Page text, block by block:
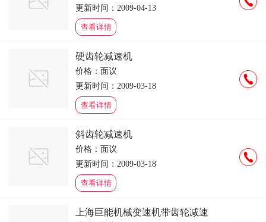
更新时间：2009-04-13
查看详情
硬齿轮减速机
价格：面议
更新时间：2009-03-18
查看详情
斜齿轮减速机
价格：面议
更新时间：2009-03-18
查看详情
上海巨能机械变速机带齿轮减速